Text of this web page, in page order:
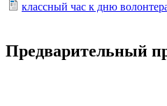
классный час к дню
Предварительный